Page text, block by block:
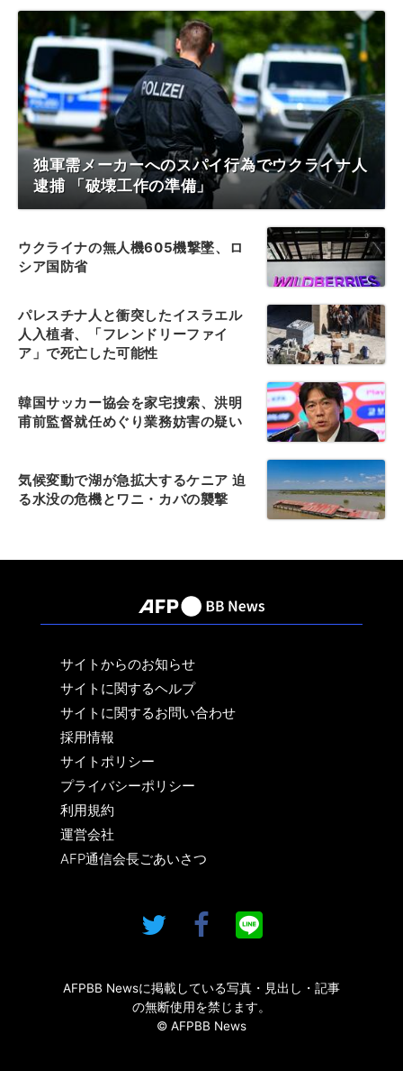
独軍需メーカーへのスパイ行為でウクライナ人
逮捕 「破壊工作の準備」
ウクライナの無人機605機撃墜、ロ
シア国防省
パレスチナ人と衝突したイスラエル
人入植者、「フレンドリーファイ
ア」で死亡した可能性
韓国サッカー協会を家宅捜索、洪明
甫前監督就任めぐり業務妨害の疑い
気候変動で湖が急拡大するケニア 迫
る水没の危機とワニ・カバの襲撃
サイトからのお知らせ
サイトに関するヘルプ
サイトに関するお問い合わせ
採用情報
サイトポリシー
プライバシーポリシー
利用規約
運営会社
AFP通信会長ごあいさつ
AFPBB Newsに掲載している写真・見出し・記事
の無断使用を禁じます。
© AFPBB News